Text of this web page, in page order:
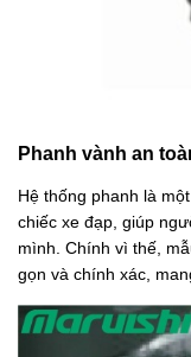
Phanh vành an
Hệ thống phanh là
chiếc xe đạp, giúp
mình. Chính vì thế,
gọn và chính xác,